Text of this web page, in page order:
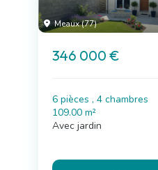
Meaux (77)
346 000 €
6 pièces , 4 chambres
109.00 m²
Avec jardin